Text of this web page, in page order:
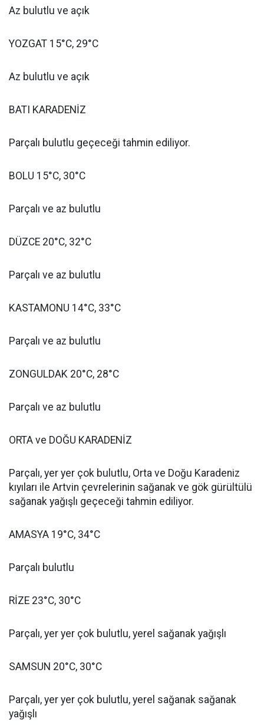
Az bulutlu ve açık
YOZGAT 15°C, 29°C
Az bulutlu ve açık
BATI KARADENİZ
Parçalı bulutlu geçeceği tahmin ediliyor.
BOLU 15°C, 30°C
Parçalı ve az bulutlu
DÜZCE 20°C, 32°C
Parçalı ve az bulutlu
KASTAMONU 14°C, 33°C
Parçalı ve az bulutlu
ZONGULDAK 20°C, 28°C
Parçalı ve az bulutlu
ORTA ve DOĞU KARADENİZ
Parçalı, yer yer çok bulutlu, Orta ve Doğu Karadeniz
kıyıları ile Artvin çevrelerinin sağanak ve gök gürültülü
sağanak yağışlı geçeceği tahmin ediliyor.
AMASYA 19°C, 34°C
Parçalı bulutlu
RİZE 23°C, 30°C
Parçalı, yer yer çok bulutlu, yerel sağanak yağışlı
SAMSUN 20°C, 30°C
Parçalı, yer yer çok bulutlu, yerel sağanak sağanak
yağışlı